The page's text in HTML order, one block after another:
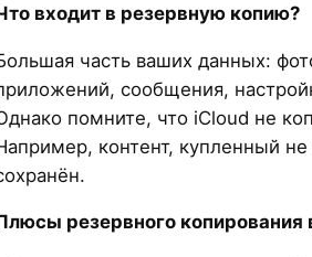
входит в резервную копию?
часть ваших данных:
сообщения,
помните, что iCloud не
контент, купленный
резервного копирования